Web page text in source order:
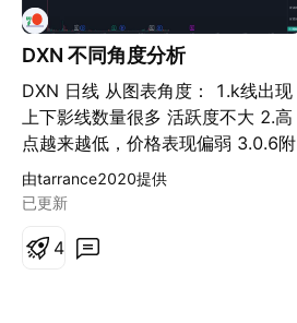
DXN 不同角度分析
DXN 日线 从图表角度： 1.k线出现
上下影线数量很多 活跃度不大 2.高
点越来越低，价格表现偏弱 3.0.6附
近，有两次支撑 暂定为近期的底部
基本面 1.近期的业绩销售有下降一
目前是4.多%，如果价格再跌会更吸
由tarrance2020提供
已更新
4